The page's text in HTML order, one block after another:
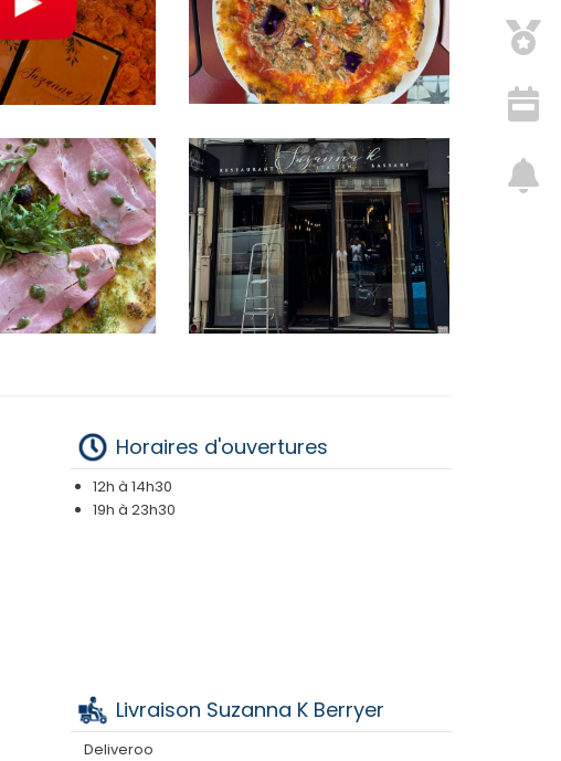
Horaires d'ouvertures
12h à 14h30
19h à 23h30
Livraison Suzanna K Berryer
Deliveroo